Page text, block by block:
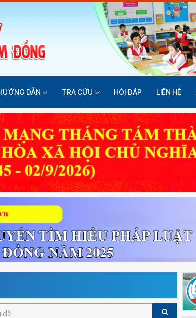
DẪN TRA CỨU HỎI ĐÁP LIÊN HỆ